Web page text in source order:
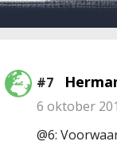
#7
6 oktober
@6: